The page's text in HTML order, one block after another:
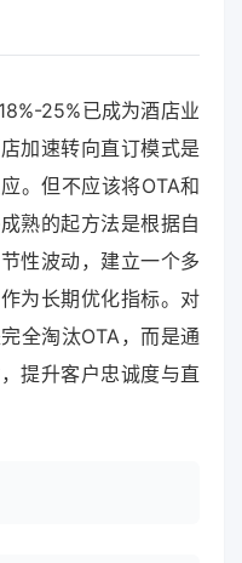
25%已成为酒店业
加速转向直订模式是
。但不应该将OTA和
熟的起方法是根据自
性波动，建立一个多
为长期优化指标。对
全淘汰OTA，而是通
提升客户忠诚度与直